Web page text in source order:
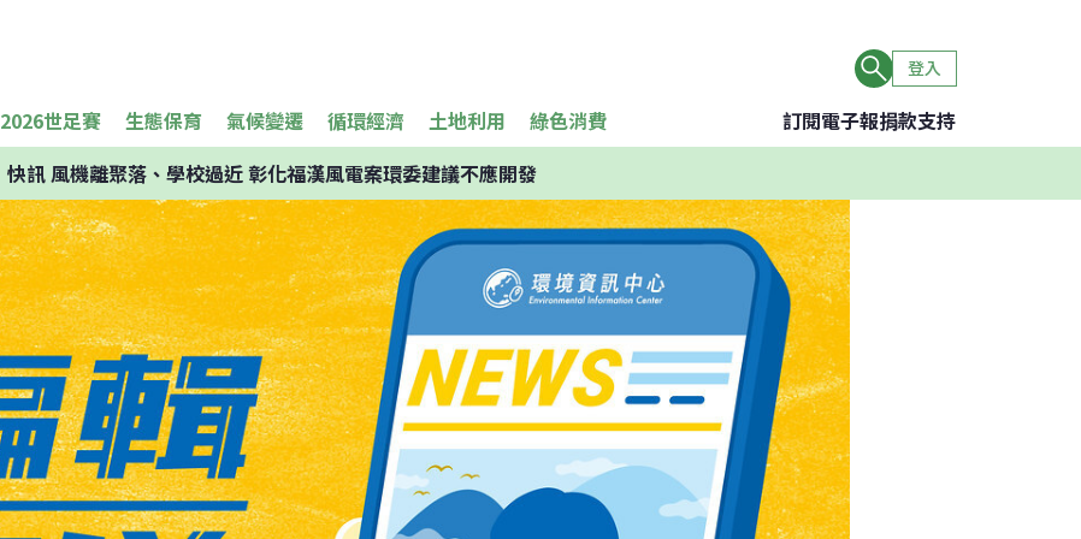
登入
2026世足賽 生態保育 氣候變遷 循環經濟 土地利用 綠色消費 訂閱電子報捐款支持
快訊風機離聚落、學校過近 彰化福漢風電案環委建議不應開發